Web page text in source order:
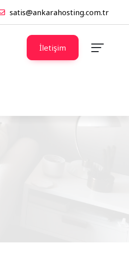
satis@ankarahosting.com.tr
İletişim